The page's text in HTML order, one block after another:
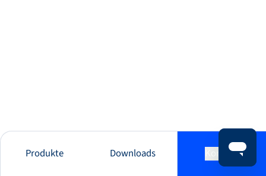
Produkte Downloads Kontakt